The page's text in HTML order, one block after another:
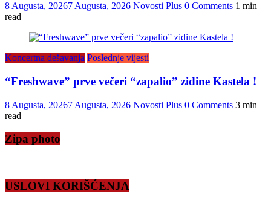
8 Augusta, 20267 Augusta, 2026 Novosti Plus 0 Comments 1 min
read
Koncertna dešavanja Poslednje vijesti
“Freshwave” prve večeri “zapalio” zidine Kastela !
8 Augusta, 20267 Augusta, 2026 Novosti Plus 0 Comments 3 min
read
Zipa photo
USLOVI KORIŠĆENJA